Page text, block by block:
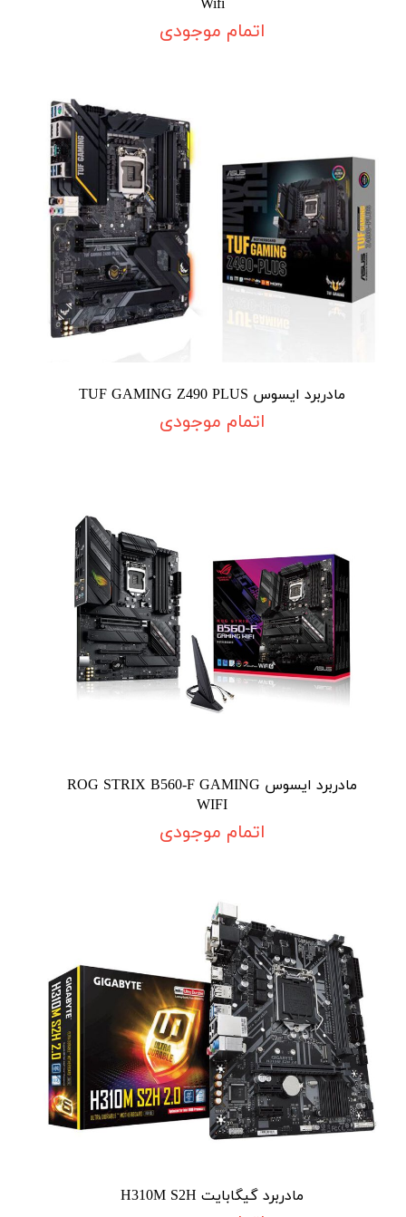
Wifi
اتمام موجودی
مادربرد ایسوس TUF GAMING Z490 PLUS
اتمام موجودی
مادربرد ایسوس ROG STRIX B560-F GAMING
WIFI
اتمام موجودی
مادربرد گیگابایت H310M S2H